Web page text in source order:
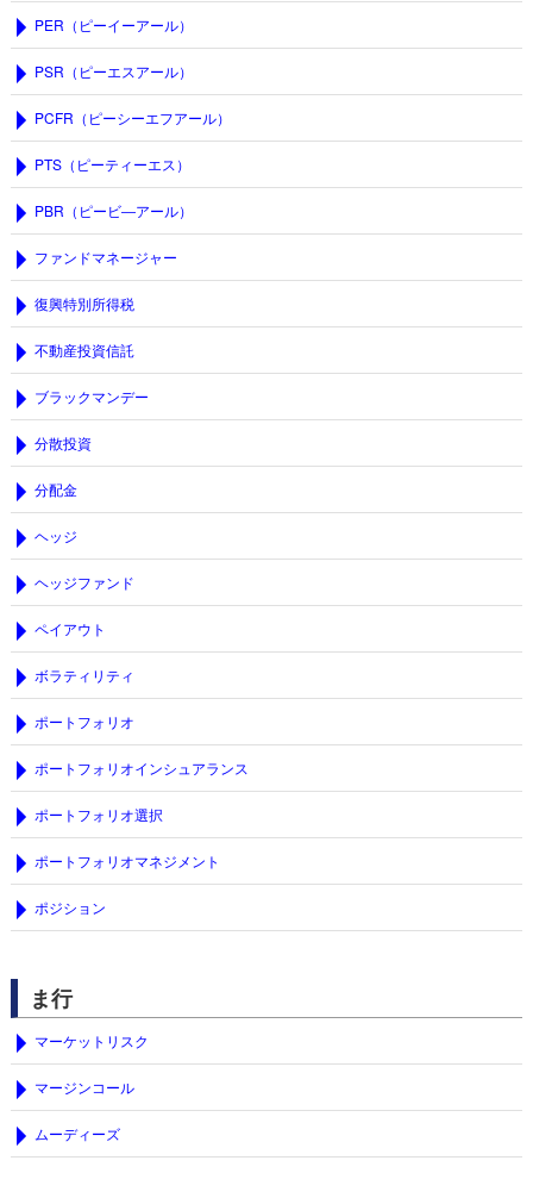
PER（ピーイーアール）
PSR（ピーエスアール）
PCFR（ピーシーエフアール）
PTS（ピーティーエス）
PBR（ピービ―アール）
ファンドマネージャー
復興特別所得税
不動産投資信託
ブラックマンデー
分散投資
分配金
ヘッジ
ヘッジファンド
ペイアウト
ボラティリティ
ポートフォリオ
ポートフォリオインシュアランス
ポートフォリオ選択
ポートフォリオマネジメント
ポジション
ま行
マーケットリスク
マージンコール
ムーディーズ